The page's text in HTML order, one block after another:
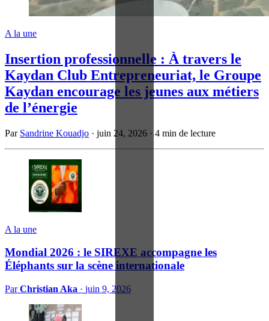
A la une
Insertion professionnelle : À travers le
Kaydan Club Entrepreneuriat, le Groupe
Kaydan encourage les jeunes aux métiers
de l’énergie
Par Sandrine Kouadjo · juin 24, 2026 · 4 min de lecture
A la une
Mondial 2026 : le SIREXE accompagne les
Éléphants sur la scène internationale
ParChristian Aka · juin 9, 2026